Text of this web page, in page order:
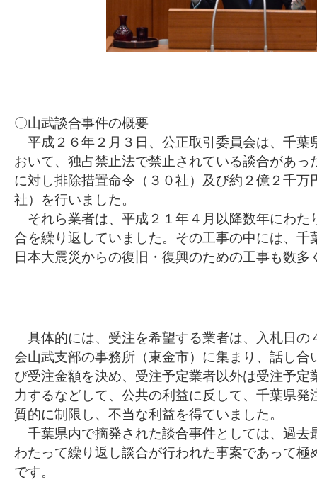
〇山武談合事件の概要
平成２６年２月３日、公正取引委員会は、千葉
おいて、独占禁止法で禁止されている談合があっ
に対し排除措置命令（３０社）及び約２億２千万
社）を行いました。
それら業者は、平成２１年４月以降数年にわた
合を繰り返していました。その工事の中には、千
日本大震災からの復旧・復興のための工事も数多
具体的には、受注を希望する業者は、入札日の
会山武支部の事務所（東金市）に集まり、話し合
び受注金額を決め、受注予定業者以外は受注予定
力するなどして、公共の利益に反して、千葉県発
質的に制限し、不当な利益を得ていました。
千葉県内で摘発された談合事件としては、過去
わたって繰り返し談合が行われた事案であって極
です。